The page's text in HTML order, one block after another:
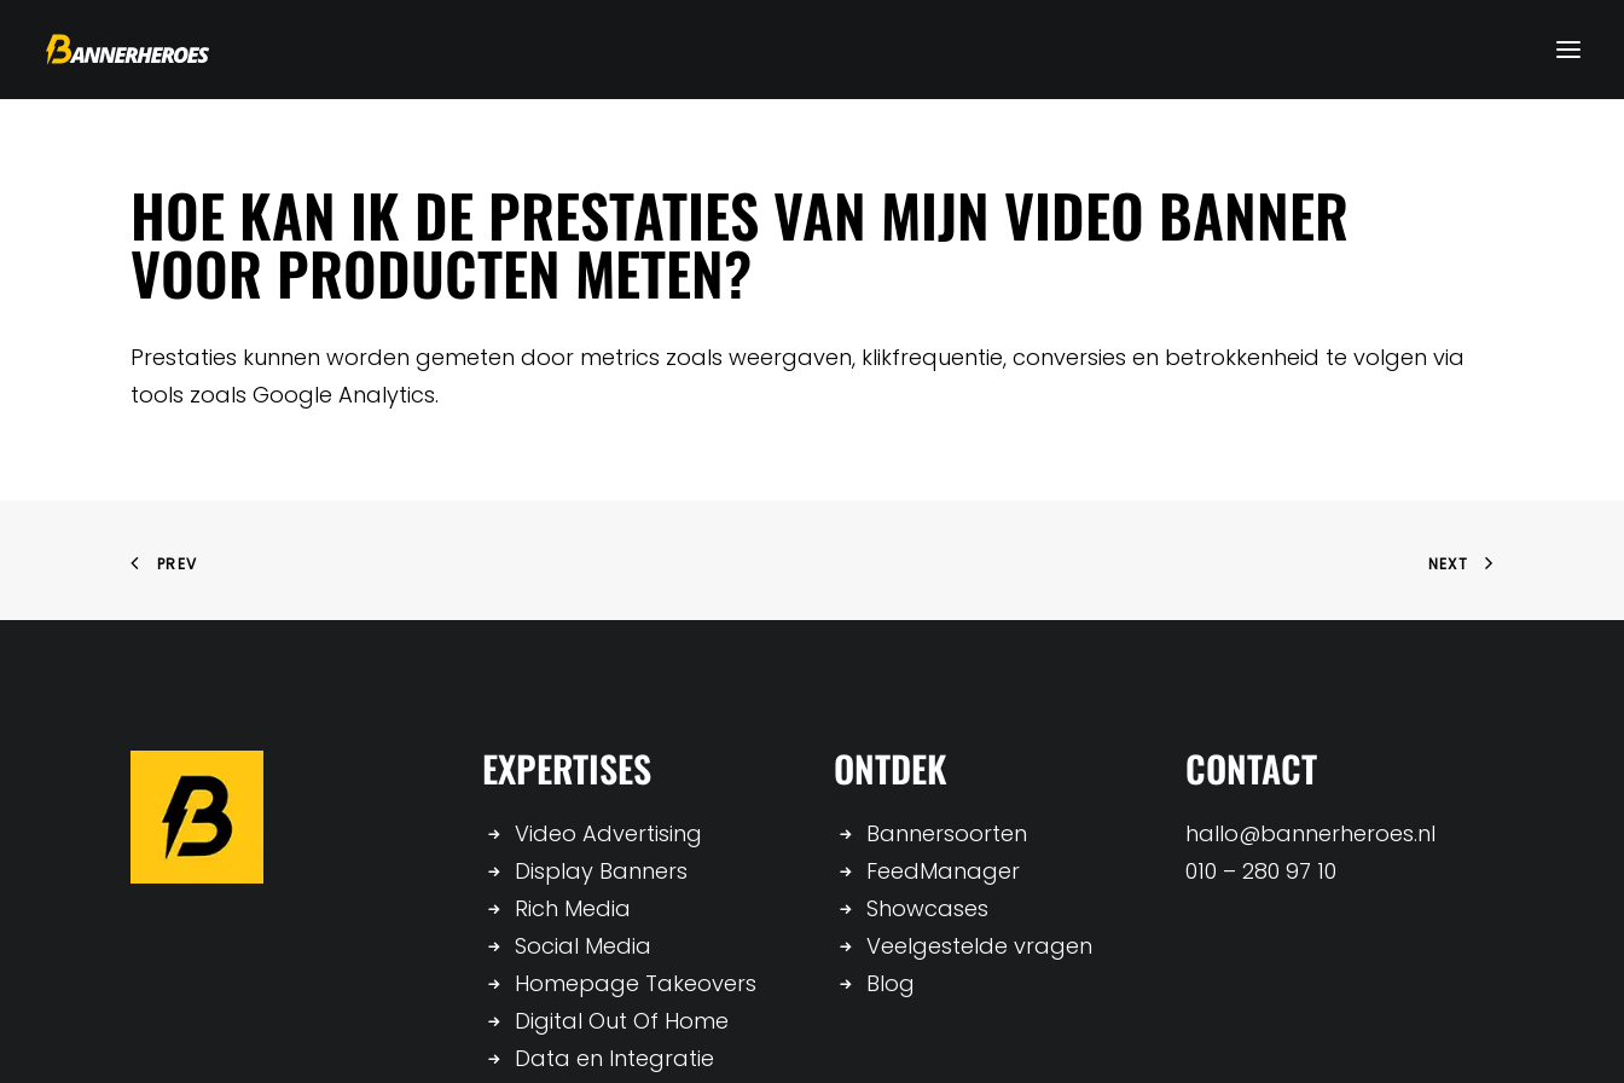
HOE KAN IK DE PRESTATIES VAN MIJN VIDEO BANNER
VOOR PRODUCTEN METEN?
Prestaties kunnen worden gemeten door metrics zoals weergaven, klikfrequentie, conversies en betrokkenheid te volgen via
tools zoals Google Analytics.
PREV NEXT
EXPERTISES
Video Advertising
Display Banners
Rich Media
Social Media
Homepage Takeovers
Digital Out Of Home
Data en Integratie
ONTDEK
Bannersoorten
FeedManager
Showcases
Veelgestelde vragen
Blog
CONTACT
hallo@bannerheroes.nl
010 – 280 97 10